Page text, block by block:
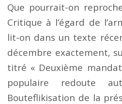
Que pourrait-on
Critique à l’égard de
lit-on dans un texte
décembre exactement,
titré « Deuxième
populaire redoute
Bouteflikisation de la